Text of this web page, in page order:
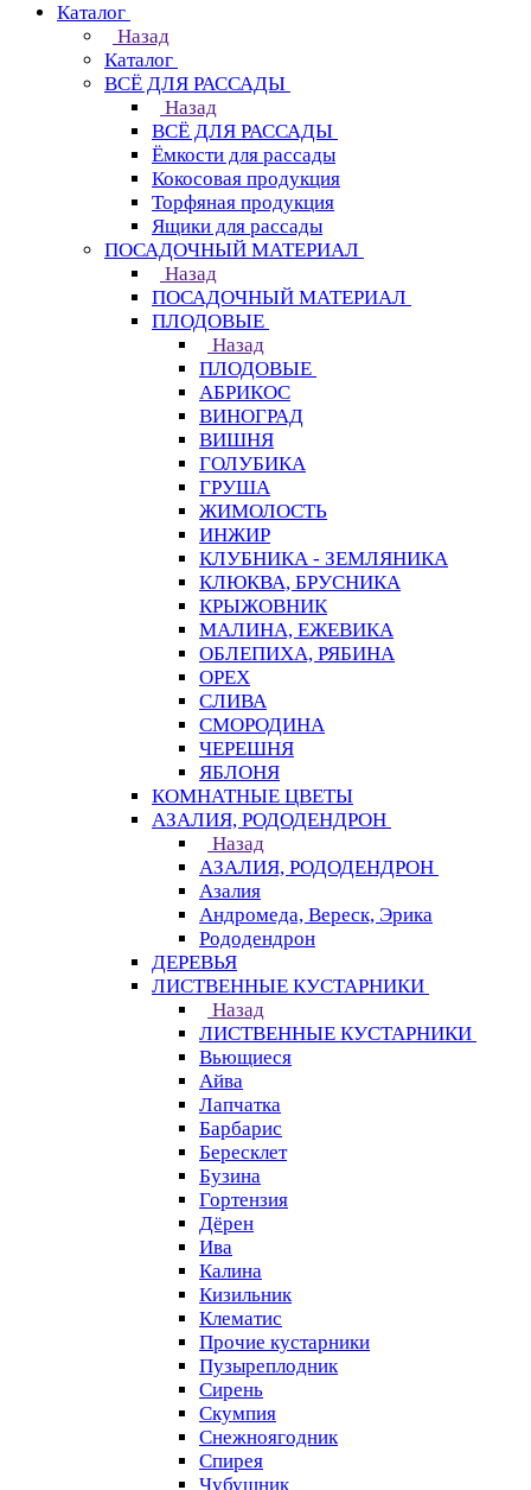
Каталог
Назад
Каталог
ВСЁ ДЛЯ РАССАДЫ
Назад
ВСЁ ДЛЯ РАССАДЫ
Ёмкости для рассады
Кокосовая продукция
Торфяная продукция
Ящики для рассады
ПОСАДОЧНЫЙ МАТЕРИАЛ
Назад
ПОСАДОЧНЫЙ МАТЕРИАЛ
ПЛОДОВЫЕ
Назад
ПЛОДОВЫЕ
АБРИКОС
ВИНОГРАД
ВИШНЯ
ГОЛУБИКА
ГРУША
ЖИМОЛОСТЬ
ИНЖИР
КЛУБНИКА - ЗЕМЛЯНИКА
КЛЮКВА, БРУСНИКА
КРЫЖОВНИК
МАЛИНА, ЕЖЕВИКА
ОБЛЕПИХА, РЯБИНА
ОРЕХ
СЛИВА
СМОРОДИНА
ЧЕРЕШНЯ
ЯБЛОНЯ
КОМНАТНЫЕ ЦВЕТЫ
АЗАЛИЯ, РОДОДЕНДРОН
Назад
АЗАЛИЯ, РОДОДЕНДРОН
Азалия
Андромеда, Вереск, Эрика
Рододендрон
ДЕРЕВЬЯ
ЛИСТВЕННЫЕ КУСТАРНИКИ
Назад
ЛИСТВЕННЫЕ КУСТАРНИКИ
Вьющиеся
Айва
Лапчатка
Барбарис
Бересклет
Бузина
Гортензия
Дёрен
Ива
Калина
Кизильник
Клематис
Прочие кустарники
Пузыреплодник
Сирень
Скумпия
Снежноягодник
Спирея
Чубушник